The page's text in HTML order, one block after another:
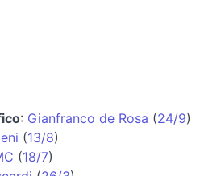
: Gianfranco de Rosa (24/9)
(13/8)
(18/7)